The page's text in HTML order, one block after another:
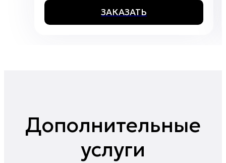
ЗАКАЗАТЬ
Дополнительные
услуги